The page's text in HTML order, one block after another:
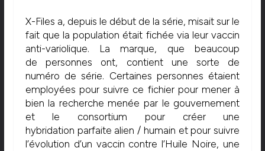
X-Files a, depuis le début de la série, misait sur le
fait que la population était fichée via leur vaccin
anti-variolique. La marque, que beaucoup
de personnes ont, contient une sorte de
numéro de série. Certaines personnes étaient
employées pour suivre ce fichier pour mener à
bien la recherche menée par le gouvernement
et le consortium pour créer une
hybridation parfaite alien / humain et pour suivre
l’évolution d’un vaccin contre l’Huile Noire, une